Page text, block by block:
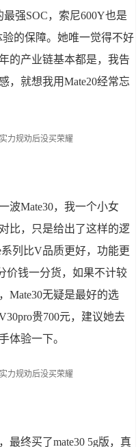
强SOC，索尼600Y也是
的保障。她唯一觉得不好
的产业链基本都是，我告
，就想我用Mate20经常忘
波Mate30，我一个小女
比，只是给出了这样的逻
列比V品质更好，功能更
价钱一分货，如果不计较
Mate30无疑是最好的选
贵700元，建议她去
体验一下。
最终买了mate30 5g版，真